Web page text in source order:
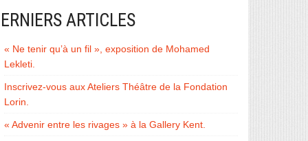
ARTICLES
« Ne tenir qu’à un fil », exposition de Mohamed
Lekleti.
Inscrivez-vous aux Ateliers Théâtre de la Fondation
Lorin.
« Advenir entre les rivages » à la Gallery Kent.